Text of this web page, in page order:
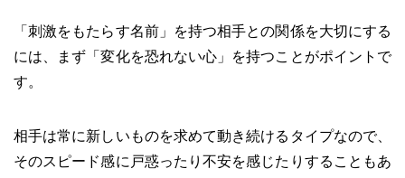
「刺激をもたらす名前」を持つ相手との関係を大切にする
には、まず「変化を恐れない心」を持つことがポイントで
す。
相手は常に新しいものを求めて動き続けるタイプなので、
そのスピード感に戸惑ったり不安を感じたりすることもあ